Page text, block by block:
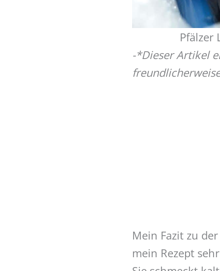
Pfälzer
-*Dieser Artikel
Mein Fazit zu
mein Rezept